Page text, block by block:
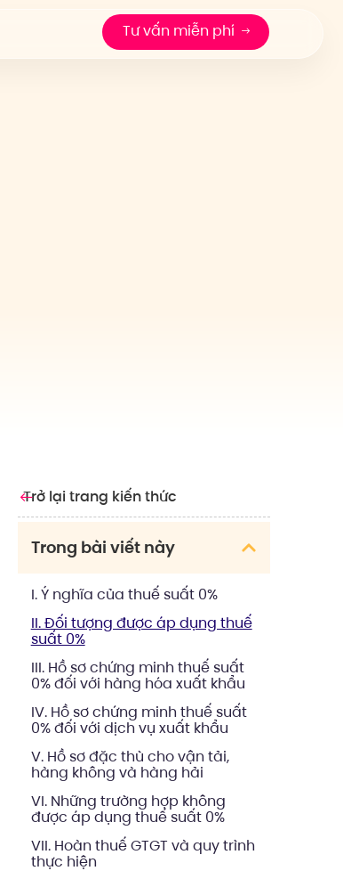
Tư vấn miễn phí
Trở lại trang kiến thức
Trong bài viết này
I. Ý nghĩa của thuế suất 0%
II. Đối tượng được áp dụng thuế
suất 0%
III. Hồ sơ chứng minh thuế suất
0% đối với hàng hóa xuất khẩu
IV. Hồ sơ chứng minh thuế suất
0% đối với dịch vụ xuất khẩu
V. Hồ sơ đặc thù cho vận tải,
hàng không và hàng hải
VI. Những trường hợp không
được áp dụng thuế suất 0%
VII. Hoàn thuế GTGT và quy trình
thực hiện